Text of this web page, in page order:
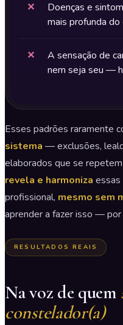
✕
Doenças e
mais profunda do
✕
A sensação de
nem seja seu —
Esses padrões raramente
sistema — exclusões,
elaborados que se
revela e harmoniza essas
profissional, mesmo sem
aprender a fazer isso —
RESULTADOS REAIS
Na voz de quem
constelador(a)